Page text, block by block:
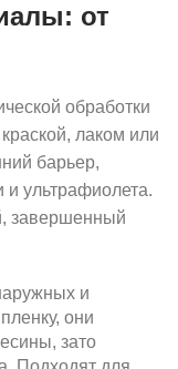
от
обработки
лаком или
барьер,
ультрафиолета.
завершенный
и
они
зато